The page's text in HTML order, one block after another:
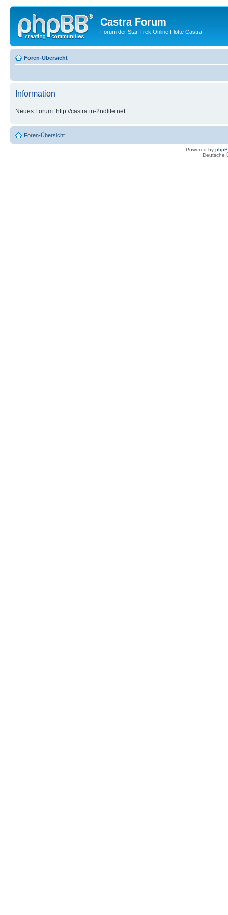
Castra Forum
Forum der Star Trek Online Flotte Castra
Foren-Übersicht
Information
Neues Forum: http://castra.in-2ndlife.net
Foren-Übersicht
Powered by
Deutsche